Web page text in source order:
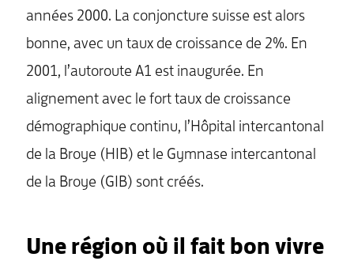
années 2000. La conjoncture suisse est alors
bonne, avec un taux de croissance de 2%. En
2001, l’autoroute A1 est inaugurée. En
alignement avec le fort taux de croissance
démographique continu, l’Hôpital intercantonal
de la Broye (HIB) et le Gymnase intercantonal
de la Broye (GIB) sont créés.
Une région où il fait bon vivre